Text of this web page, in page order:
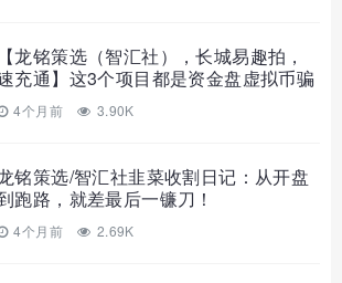
【龙铭策选（智汇社），长城易趣拍，
充通】这3个项目都是资金盘虚拟币骗
局，赶紧远离！
4个月前 3.90K
铭策选/智汇社韭菜收割日记：从开盘
跑路，就差最后一镰刀！
4个月前 2.69K